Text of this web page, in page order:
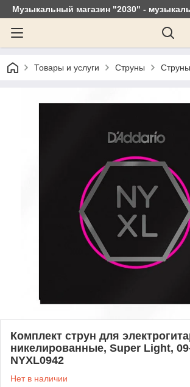
Музыкальный магазин "2030" -
Товары и услуги Струны
Комплект струн для
никелированные, Super Light,
NYXL0942
Нет в наличии